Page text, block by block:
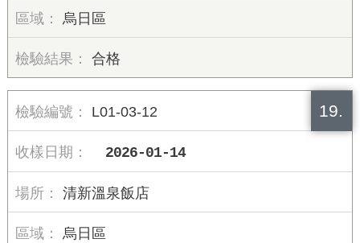
烏日區
合格
19.
L01-03-12
2026-01-14
清新溫泉飯店
烏日區